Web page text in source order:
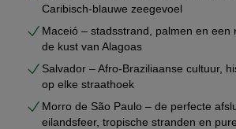
Caribisch-blauwe zeegevoel
Maceió – stadsstrand, palmen en een
de kust van Alagoas
Salvador – Afro-Braziliaanse cultuur,
op elke straathoek
Morro de São Paulo – de perfecte
eilandsfeer, tropische stranden en